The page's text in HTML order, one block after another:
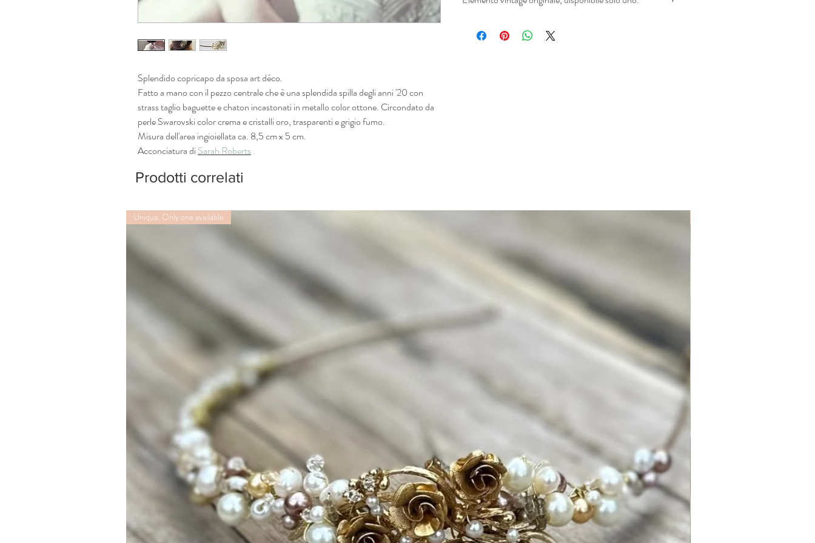
Splendido copricapo da sposa art déco.
Fatto a mano con il pezzo centrale che è una splendida spilla degli anni '20 con
strass taglio baguette e chaton incastonati in metallo color ottone. Circondato da
perle Swarovski color crema e cristalli oro, trasparenti e grigio fumo.
Misura dell'area ingioiellata ca. 8,5 cm x 5 cm.
Acconciatura di Sarah Roberts.
vintage originale, quindi tieni presente che quando acquisti
Prodotti correlati
Unique. Only one available